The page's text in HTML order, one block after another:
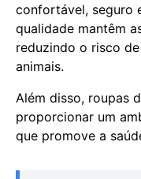
confortável, seguro
qualidade mantêm
reduzindo o risco
animais.
Além disso, roupas
proporcionar um
que promove a